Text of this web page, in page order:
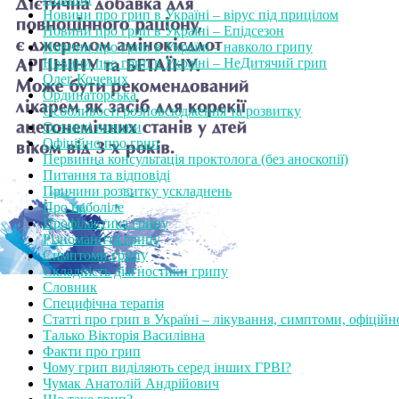
Новини про грип в Україні – вірус під прицілом
Новини про грип в Україні – Епідсезон
Новини про грип в Україні – навколо грипу
Новини про грип в Україні – НеДитячий грип
Олег Кочевих
Ординаторська
Особливості розповсюдження та розвитку
Останні новини
Офіційно про грип
Первинна консультація проктолога (без аноскопії)
Питання та відповіді
Причини розвитку ускладнень
Про наболіле
Профілактика грипу
Різноманіття грипу
Симптоми грипу
Складність діагностики грипу
Словник
Специфічна терапія
Статті про грип в Україні – лікування, симптоми,
Талько Вікторія Василівна
Факти про грип
Чому грип виділяють серед інших ГРВІ?
Чумак Анатолій Андрійович